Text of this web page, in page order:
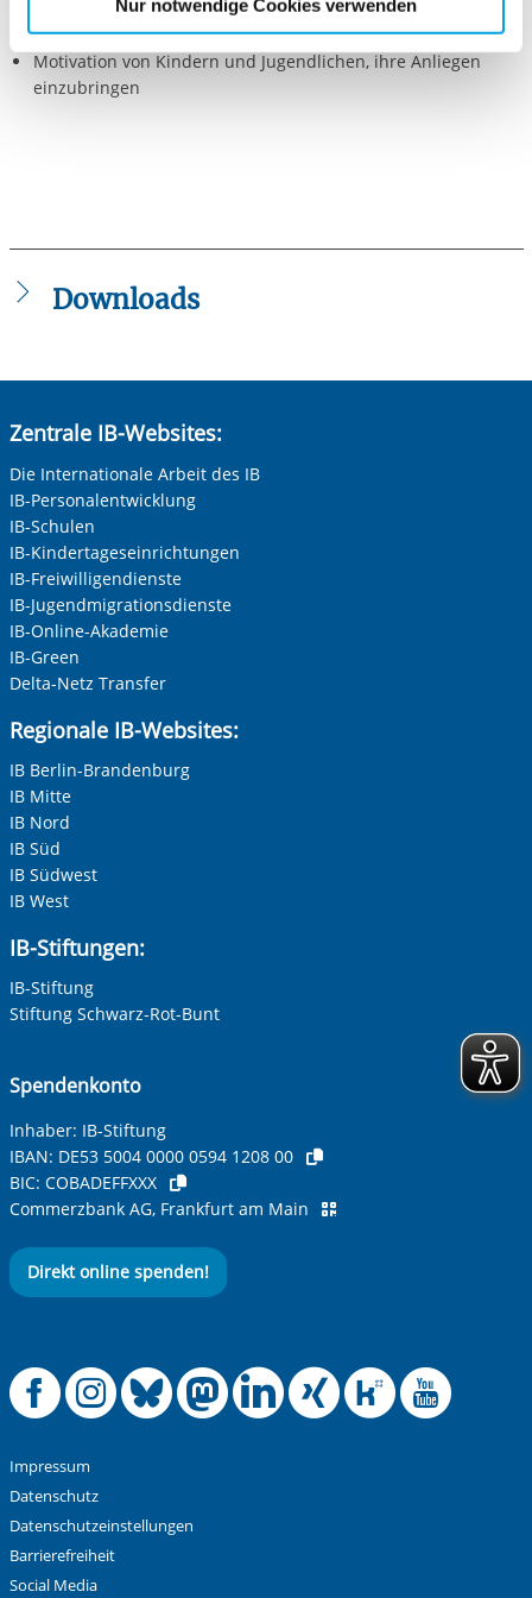
Cookies, die erforderlich zur Bereitstellung der von Ihnen
aufgerufenen und somit gewünschten Website-
Funktionen sind. Diese Cookies setzen wir aufgrund
Nur notwendige Cookies verwenden
Einbeziehung von Kindern und Jugendlichen in
Entscheidungsprozesse
Motivation von Kindern und Jugendlichen, ihre Anliegen
einzubringen
Downloads
Zentrale IB-Websites:
Die Internationale Arbeit des IB
IB-Personalentwicklung
IB-Schulen
IB-Kindertageseinrichtungen
IB-Freiwilligendienste
IB-Jugendmigrationsdienste
IB-Online-Akademie
IB-Green
Delta-Netz Transfer
Regionale IB-Websites:
IB Berlin-Brandenburg
IB Mitte
IB Nord
IB Süd
IB Südwest
IB West
IB-Stiftungen:
IB-Stiftung
Stiftung Schwarz-Rot-Bunt
Spendenkonto
Inhaber: IB-Stiftung
IBAN: DE53 5004 0000 0594 1208 00
BIC: COBADEFFXXX
Commerzbank AG, Frankfurt am Main
Direkt online spenden!
Offizielle
Offizielle
Offizielle
Offizielle
Offizielle
Impressum
Datenschutz
Datenschutzeinstellungen
Barrierefreiheit
Social Media